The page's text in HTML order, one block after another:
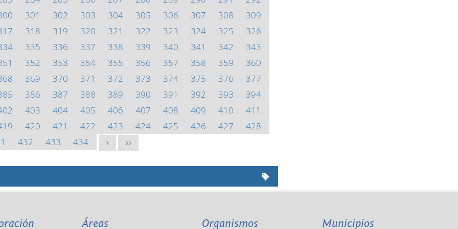
301 302 303 304 305 306 307 308
309
318 319 320 321 322 323 324 325
326
335 336 337 338 339 340 341 342
343
352 353 354 355 356 357 358 359
360
369 370 371 372 373 374 375 376
377
386 387 388 389 390 391 392 393
394
403 404 405 406 407 408 409 410
411
420 421 422 423 424 425 426 427
428
432 433 434 > >>
Áreas Organismos Municipios